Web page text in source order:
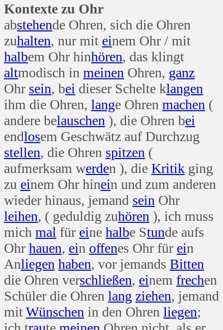
Kontexte zu Ohr
abstehende Ohren, sich die Ohren
zuhalten, nur mit einem Ohr / mit
halbem Ohr hinhören, das klingt
altmodisch in meinen Ohren, ganz
Ohr sein, bei dieser Schelte klangen
ihm die Ohren, lange Ohren machen (
andere belauschen ), die Ohren bei
endlosem Geschwätz auf Durchzug
stellen, die Ohren spitzen (
aufmerksam werden ), die Kritik ging
zu einem Ohr hinein und zum anderen
wieder hinaus, jemand sein Ohr
leihen, ( geduldig zuhören ), ich muss
mich mal für eine halbe Stunde aufs
Ohr hauen, ein offenes Ohr für ein
Anliegen haben, vor jemands Bitten
die Ohren verschließen, einem frechen
Schüler die Ohren lang ziehen, jemand
mitWünschen in den Ohren liegen;